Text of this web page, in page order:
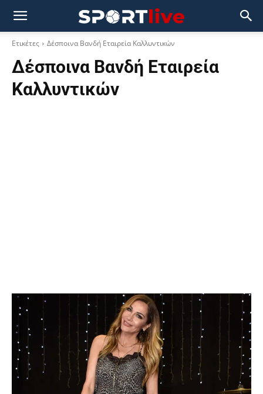
Ετικέτες Δέσποινα Βανδή Εταιρεία Καλλυντικών
Δέσποινα Βανδή Εταιρεία
Καλλυντικών